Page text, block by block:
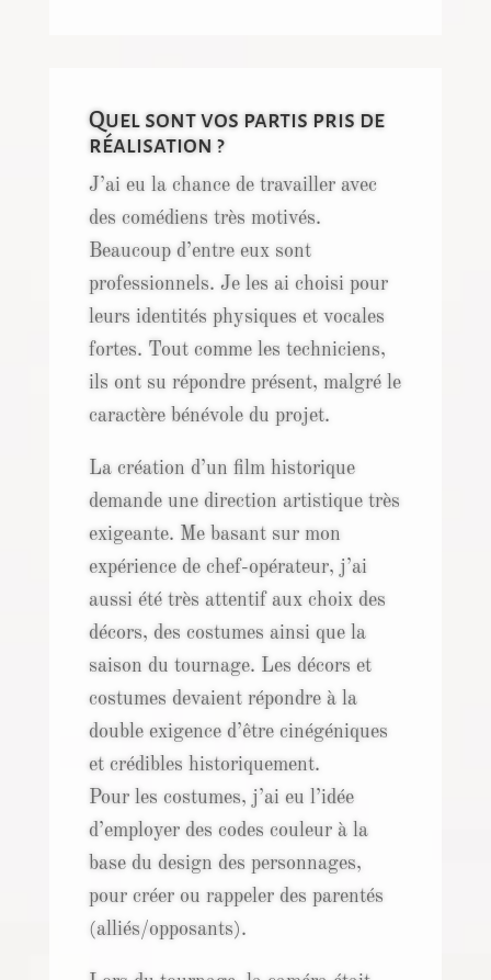
Quel sont vos partis pris de
réalisation ?
J’ai eu la chance de travailler avec
des comédiens très motivés.
Beaucoup d’entre eux sont
professionnels. Je les ai choisi pour
leurs identités physiques et vocales
fortes. Tout comme les techniciens,
ils ont su répondre présent, malgré le
caractère bénévole du projet.
La création d’un film historique
demande une direction artistique très
exigeante. Me basant sur mon
expérience de chef-opérateur, j’ai
aussi été très attentif aux choix des
décors, des costumes ainsi que la
saison du tournage. Les décors et
costumes devaient répondre à la
double exigence d’être cinégéniques
et crédibles historiquement.
Pour les costumes, j’ai eu l’idée
d’employer des codes couleur à la
base du design des personnages,
pour créer ou rappeler des parentés
(alliés/opposants).